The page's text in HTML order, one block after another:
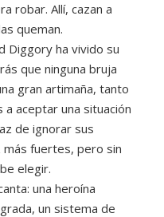
robar. Allí, cazan a
queman.
Diggory ha vivido su
que ninguna bruja
gran artimaña, tanto
aceptar una situación
de ignorar sus
fuertes, pero sin
elegir.
una heroína
un sistema de